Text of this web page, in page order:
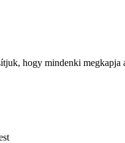
hogy mindenki megkapja